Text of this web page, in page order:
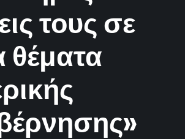
τους σε
θέματα